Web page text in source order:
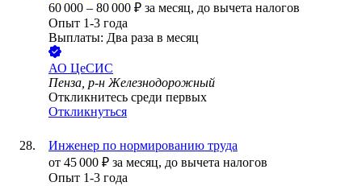
60 000 – 80 000 ₽ за месяц, до вычета налогов
Опыт 1-3 года
Выплаты: Два раза в месяц
АО ЦеСИС
Пенза, р-н Железнодорожный
Откликнитесь среди первых
Откликнуться
Инженер по нормированию труда
от 45 000 ₽ за месяц, до вычета налогов
Опыт 1-3 года